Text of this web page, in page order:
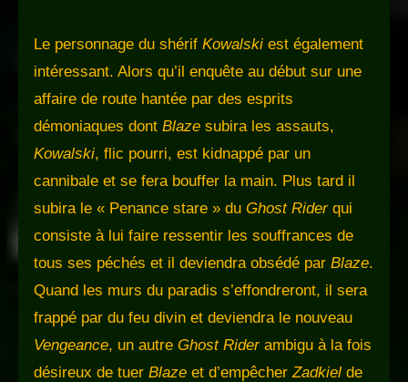
Le personnage du shérif Kowalski est également
intéressant. Alors qu’il enquête au début sur une
affaire de route hantée par des esprits
démoniaques dont Blaze subira les assauts,
Kowalski, flic pourri, est kidnappé par un
cannibale et se fera bouffer la main. Plus tard il
subira le « Penance stare » du Ghost Riderqui
consiste à lui faire ressentir les souffrances de
tous ses péchés et il deviendra obsédé par Blaze.
Quand les murs du paradis s’effondreront, il sera
frappé par du feu divin et deviendra le nouveau
Vengeance, un autre Ghost Riderambigu à la fois
désireux de tuer Blaze et d’empêcherZadkiel de